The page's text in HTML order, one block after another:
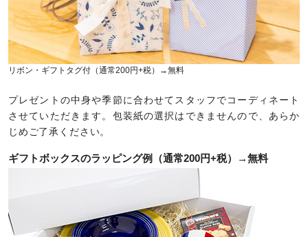
リボン・ギフトタグ付（通常200円+税）→無料
プレゼントの中身や季節に合わせてスタッフでコーディネート
させていただきます。包装紙の選択はできませんので、あらか
じめご了承ください。
ギフトボックスのラッピング例（通常200円+税）→無料